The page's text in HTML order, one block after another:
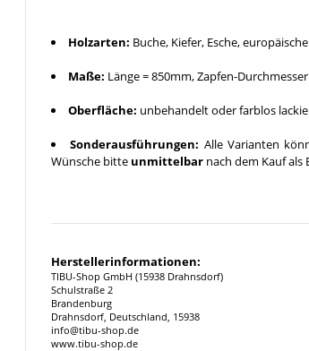
Holzarten: Buche, Kiefer, Esche,
Maße: Länge = 850mm, Zapfen-
Oberfläche: unbehandelt oder farblos
Sonderausführungen: Alle Varianten
Wünsche bitte unmittelbar nach dem Kauf
Herstellerinformationen:
TIBU-Shop GmbH (15938 Drahnsdorf)
Schulstraße 2
Brandenburg
Drahnsdorf, Deutschland, 15938
info@tibu-shop.de
www.tibu-shop.de